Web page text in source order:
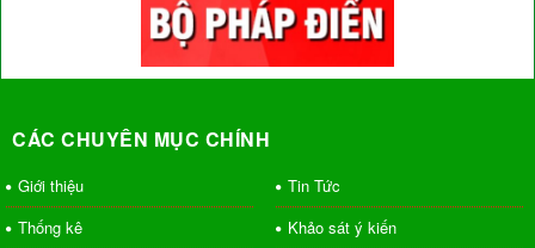
CÁC CHUYÊN MỤC CHÍNH
Giới thiệu
Tin Tức
Thống kê
Khảo sát ý kiến